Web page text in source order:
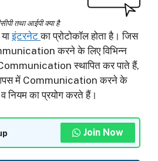
तथा आईपी क्या है
याइंटरनेटका प्रोटोकॉल होता है। जिस
करने के लिए विभिन्न
स्थापित कर पाते हैं,
आपस में Communication करने के
नियम का प्रयोग करते हैं।
Join Now